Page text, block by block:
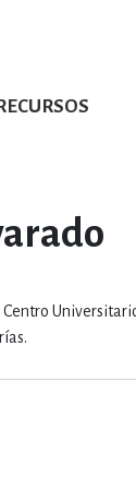
Centro